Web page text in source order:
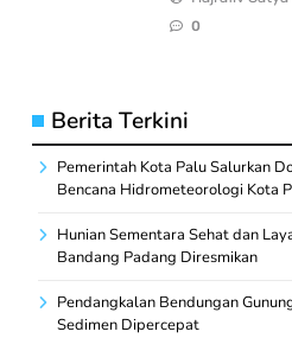
0
Berita Terkini
Pemerintah Kota Palu Salurkan
Bencana Hidrometeorologi Kota
Hunian Sementara Sehat dan
Bandang Padang Diresmikan
Pendangkalan Bendungan
Sedimen Dipercepat